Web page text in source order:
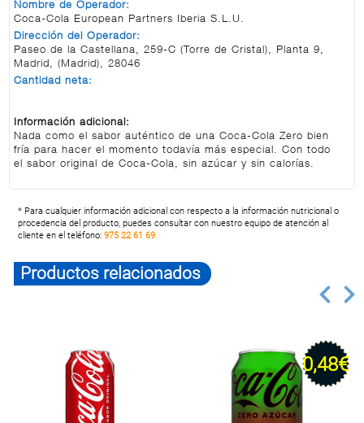
Nombre de Operador:
Coca-Cola European Partners Iberia S.L.U.
Dirección del Operador:
Paseo de la Castellana, 259-C (Torre de Cristal), Planta 9,
Madrid, (Madrid), 28046
Cantidad neta:
Información adicional:
Nada como el sabor auténtico de una Coca-Cola Zero bien
fría para hacer el momento todavía más especial. Con todo
el sabor original de Coca-Cola, sin azúcar y sin calorías.
* Para cualquier información adicional con respecto a la información nutricional o
procedencia del producto, puedes consultar con nuestro equipo de atención al
cliente en el teléfono:975 22 61 69
Productos relacionados
0,48€